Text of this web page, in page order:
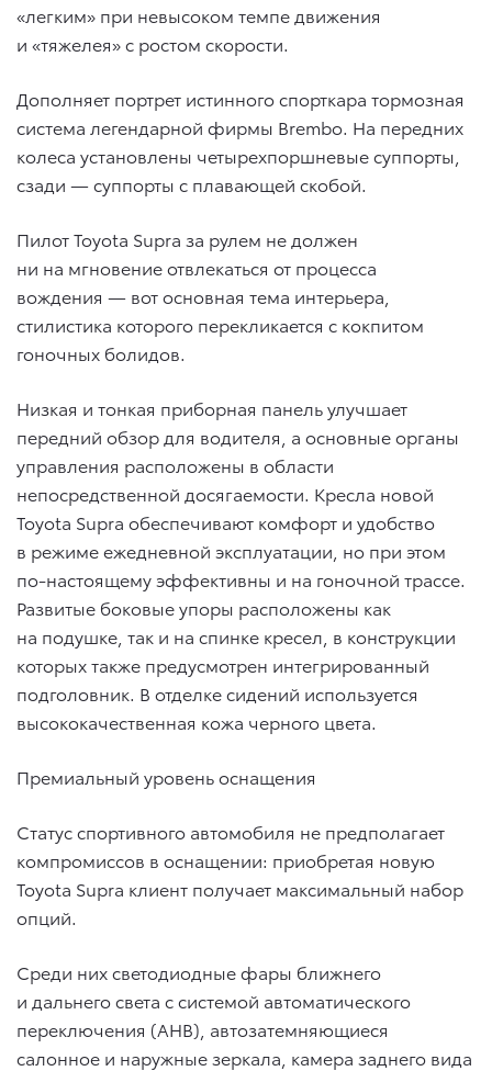
«легким» при невысоком темпе движения
и «тяжелея» с ростом скорости.
Дополняет портрет истинного спорткара тормозная
система легендарной фирмы Brembo. На передних
колеса установлены четырехпоршневые суппорты,
сзади — суппорты с плавающей скобой.
Пилот Toyota Supra за рулем не должен
ни на мгновение отвлекаться от процесса
вождения — вот основная тема интерьера,
стилистика которого перекликается с кокпитом
гоночных болидов.
Низкая и тонкая приборная панель улучшает
передний обзор для водителя, а основные органы
управления расположены в области
непосредственной досягаемости. Кресла новой
Toyota Supra обеспечивают комфорт и удобство
в режиме ежедневной эксплуатации, но при этом
по-настоящему эффективны и на гоночной трассе.
Развитые боковые упоры расположены как
на подушке, так и на спинке кресел, в конструкции
которых также предусмотрен интегрированный
подголовник. В отделке сидений используется
высококачественная кожа черного цвета.
Премиальный уровень оснащения
Статус спортивного автомобиля не предполагает
компромиссов в оснащении: приобретая новую
Toyota Supra клиент получает максимальный набор
опций.
Среди них светодиодные фары ближнего
и дальнего света с системой автоматического
переключения (AHB), автозатемняющиеся
салонное и наружные зеркала, камера заднего вида